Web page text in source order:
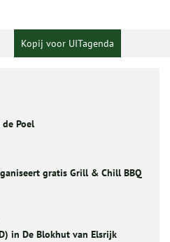
Kopij voor UITagenda
Poel
gratis Grill & Chill BBQ
in De Blokhut van Elsrijk